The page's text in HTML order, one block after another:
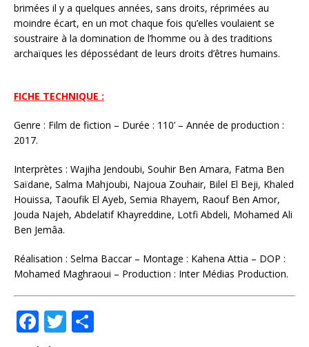
brimées il y a quelques années, sans droits, réprimées au
moindre écart, en un mot chaque fois qu’elles voulaient se
soustraire à la domination de l’homme ou à des traditions
archaïques les dépossédant de leurs droits d’êtres humains.
FICHE TECHNIQUE :
Genre : Film de fiction – Durée : 110’ – Année de production :
2017.
Interprètes : Wajiha Jendoubi, Souhir Ben Amara, Fatma Ben
Saïdane, Salma Mahjoubi, Najoua Zouhair, Bilel El Beji, Khaled
Houissa, Taoufik El Ayeb, Semia Rhayem, Raouf Ben Amor,
Jouda Najeh, Abdelatif Khayreddine, Lotfi Abdeli, Mohamed Ali
Ben Jemâa.
Réalisation : Selma Baccar – Montage : Kahena Attia – DOP :
Mohamed Maghraoui – Production : Inter Médias Production.
F T